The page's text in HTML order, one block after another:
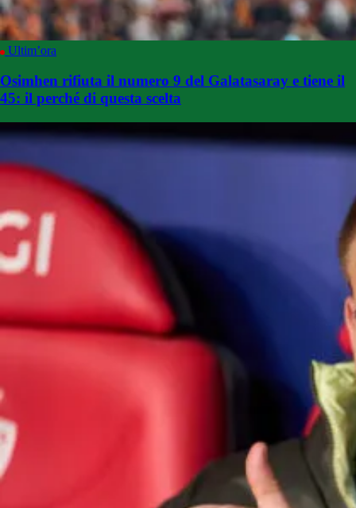
Ultim’ora
Osimhen rifiuta il numero 9 del Galatasaray e tiene il
45: il perché di questa scelta